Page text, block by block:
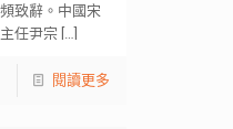
致辭。中國宋
任尹宗
閱讀更多